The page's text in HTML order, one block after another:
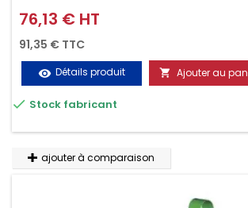
d'un seul geste aussi bien contre le vol que
transport. Référence vendue par paire.
Prix
76,13 € HT
91,35 € TTC
visibility Détails produit  Ajouter au
 Stock fabricant
ajouter à comparaison